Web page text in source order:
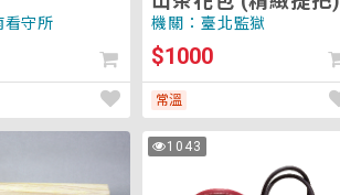
看守所 機關：臺北監獄
$1000
常溫
1043
次
波